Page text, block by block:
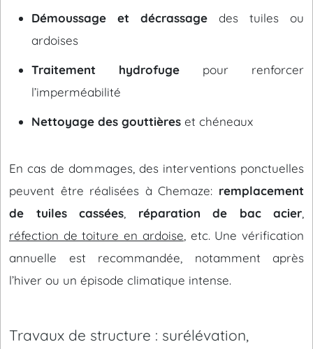
Démoussage et décrassage des tuiles ou
ardoises
Traitement hydrofuge pour renforcer
l’imperméabilité
Nettoyage des gouttières et chéneaux
En cas de dommages, des interventions ponctuelles
peuvent être réalisées à Chemaze: remplacement
de tuiles cassées
réparation de bac acier
réfection de toiture en ardoise , etc. Une vérification
annuelle est recommandée, notamment après
l’hiver ou un épisode climatique intense.
Travaux de structure : surélévation,